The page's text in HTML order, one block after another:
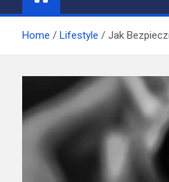
Home Lifestyle Jak